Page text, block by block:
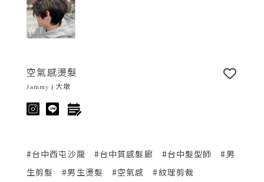
空氣感燙髮
Jammy | 大墩
#台中西屯沙龍 #台中質感髮廊 #台中髮型師
#男
生剪髮
#男生燙髮 #空氣感 #紋理剪裁